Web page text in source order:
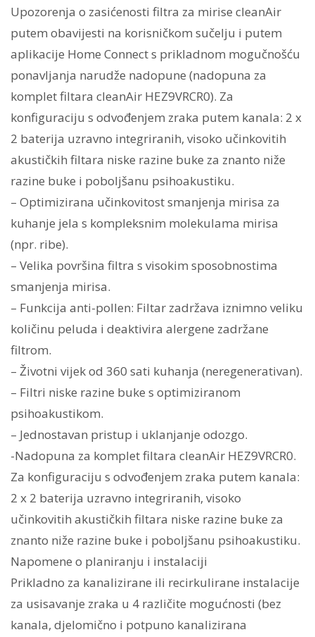
Upozorenja o zasićenosti filtra za mirise cleanAir
putem obavijesti na korisničkom sučelju i putem
aplikacije Home Connect s prikladnom mogučnošću
ponavljanja narudže nadopune (nadopuna za
komplet filtara cleanAir HEZ9VRCR0). Za
konfiguraciju s odvođenjem zraka putem kanala: 2 x
2 baterija uzravno integriranih, visoko učinkovitih
akustičkih filtara niske razine buke za znanto niže
razine buke i poboljšanu psihoakustiku.
– Optimizirana učinkovitost smanjenja mirisa za
kuhanje jela s kompleksnim molekulama mirisa
(npr. ribe).
– Velika površina filtra s visokim sposobnostima
smanjenja mirisa.
– Funkcija anti-pollen: Filtar zadržava iznimno veliku
količinu peluda i deaktivira alergene zadržane
filtrom.
– Životni vijek od 360 sati kuhanja (neregenerativan).
– Filtri niske razine buke s optimiziranom
psihoakustikom.
– Jednostavan pristup i uklanjanje odozgo.
-Nadopuna za komplet filtara cleanAir HEZ9VRCR0.
Za konfiguraciju s odvođenjem zraka putem kanala:
2 x 2 baterija uzravno integriranih, visoko
učinkovitih akustičkih filtara niske razine buke za
znanto niže razine buke i poboljšanu psihoakustiku.
Napomene o planiranju i instalaciji
Prikladno za kanalizirane ili recirkulirane instalacije
za usisavanje zraka u 4 različite mogućnosti (bez
kanala, djelomično i potpuno kanalizirana